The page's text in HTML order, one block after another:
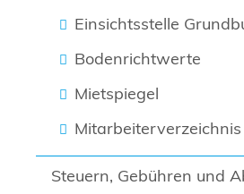
Einsichtsstelle
Bodenrichtwerte
Mietspiegel
Mitarbeiterverzeichnis
Steuern, Gebühren und